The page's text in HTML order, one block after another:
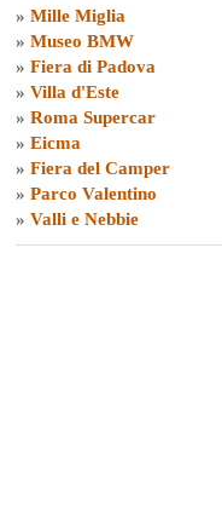
» Mille Miglia
» Museo BMW
» Fiera di Padova
» Villa d'Este
» Roma Supercar
» Eicma
» Fiera del Camper
» Parco Valentino
» Valli e Nebbie